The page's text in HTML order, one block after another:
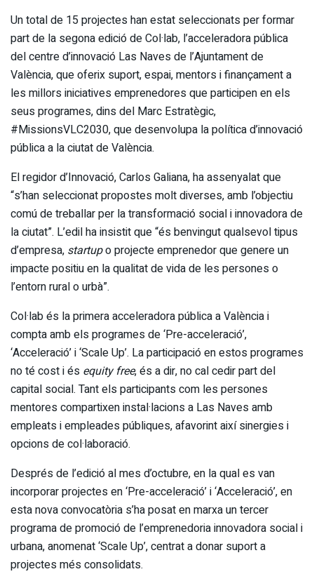
Un total de 15 projectes han estat seleccionats per formar
part de la segona edició de Col·lab, l’acceleradora pública
del centre d’innovació Las Naves de l’Ajuntament de
València, que oferix suport, espai, mentors i finançament a
les millors iniciatives emprenedores que participen en els
seus programes, dins del Marc Estratègic,
#MissionsVLC2030, que desenvolupa la política d’innovació
pública a la ciutat de València.
El regidor d’Innovació, Carlos Galiana, ha assenyalat que
“s’han seleccionat propostes molt diverses, amb l’objectiu
comú de treballar per la transformació social i innovadora de
la ciutat”. L’edil ha insistit que “és benvingut qualsevol tipus
d’empresa, startupo projecte emprenedor que genere un
impacte positiu en la qualitat de vida de les persones o
l’entorn rural o urbà”.
Col·lab és la primera acceleradora pública a València i
compta amb els programes de ‘Pre-acceleració’,
‘Acceleració’ i ‘Scale Up’. La participació en estos programes
no té cost i és equity free, és a dir, no cal cedir part del
capital social. Tant els participants com les persones
mentores compartixen instal·lacions a Las Naves amb
empleats i empleades públiques, afavorint així sinergies i
opcions de col·laboració.
Després de l’edició al mes d’octubre, en la qual es van
incorporar projectes en ‘Pre-acceleració’ i ‘Acceleració’, en
esta nova convocatòria s’ha posat en marxa un tercer
programa de promoció de l’emprenedoria innovadora social i
urbana, anomenat ‘Scale Up’, centrat a donar suport a
projectes més consolidats.